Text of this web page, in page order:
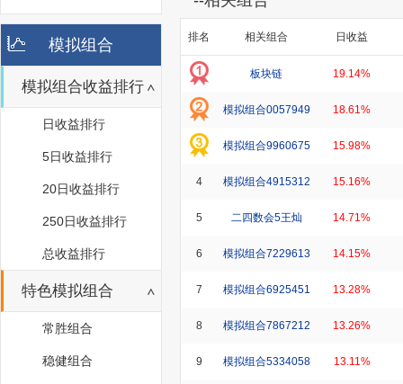
模拟组合
模拟组合收益排行
日收益排行
5日收益排行
20日收益排行
250日收益排行
总收益排行
特色模拟组合
常胜组合
稳健组合
排名 相关组合 日收益
板块链 19.14%
模拟组合0057949 18.61%
模拟组合9960675 15.98%
4 模拟组合4915312 15.16%
5 二四数会5王灿 14.71%
6 模拟组合7229613 14.15%
7 模拟组合6925451 13.28%
8 模拟组合7867212 13.26%
9 模拟组合5334058 13.11%